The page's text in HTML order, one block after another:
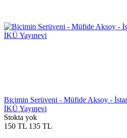
Biçimin Serüveni - Müfide Aksoy -
İKÜ Yayınevi
Stokta yok
150 TL 135 TL